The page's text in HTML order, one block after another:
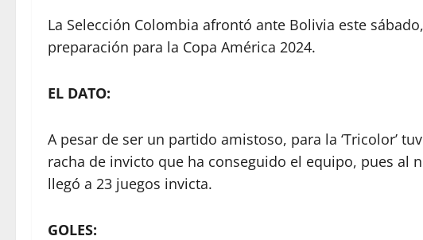
La Selección Colombia afrontó ante Bolivia este
preparación para la Copa América 2024.
EL DATO:
A pesar de ser un partido amistoso, para la ‘Tricolor’
racha de invicto que ha conseguido el equipo, pues al
llegó a 23 juegos invicta.
GOLES: